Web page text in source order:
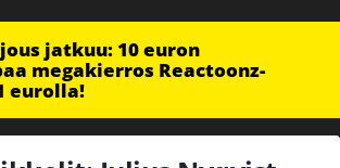
jatkuu: 10 euron
megakierros Reactoonz-
eurolla!